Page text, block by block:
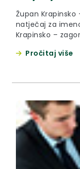
Župan Krapinsko
natječaj za
Krapinsko –
Pročitaj više